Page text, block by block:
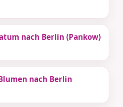
nach Berlin (Pankow)
nach Berlin